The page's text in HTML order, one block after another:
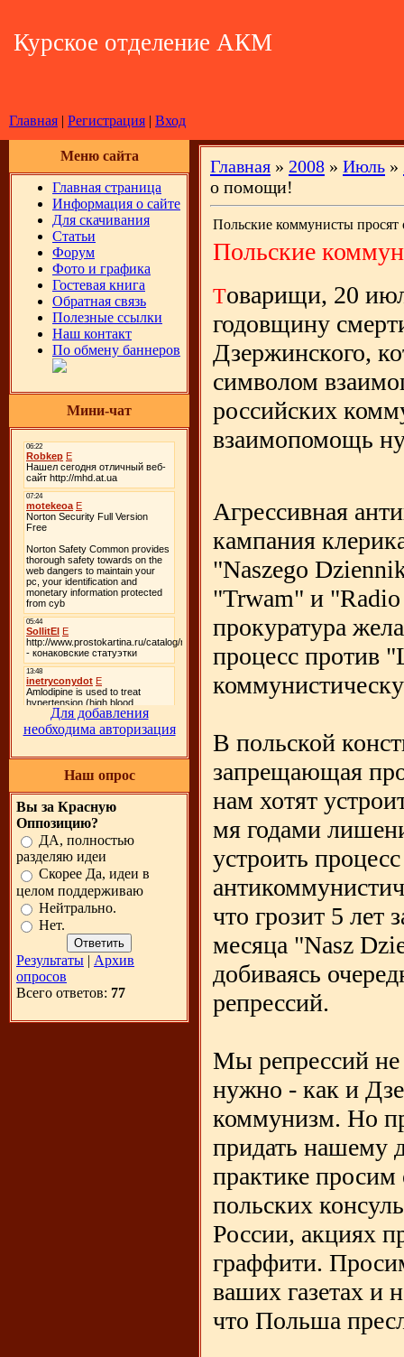
Курское отделение АКМ
Главная | Регистрация | Вход
Меню сайта
Главная страница
Информация о сайте
Для скачивания
Статьи
Форум
Фото и графика
Гостевая книга
Обратная связь
Полезные ссылки
Наш контакт
По обмену баннеров
Мини-чат
Для добавления
необходима авторизация
Наш опрос
Вы за Красную
Оппозицию?
ДА, полностью
разделяю идеи
Скорее Да, идеи в
целом поддерживаю
Нейтрально.
Нет.
Результаты | Архив
опросов
Всего ответов: 77
Главная » 2008 » Июль »
о помощи!
Польские коммунисты
Польские
Товарищи, 20
годовщину
Дзержинского,
символом
российских
взаимопомощь
Агрессивная
кампания
"Naszego
"Trwam" и "Radio
прокуратура
процесс против
В польской
запрещающая
нам хотят
мя годами
устроить
что грозит 5 лет
месяца "Nasz
добиваясь
репрессий.
Мы репрессий не
нужно - как и
коммунизм. Но
придать нашему
практике просим
польских
России, акциях
граффити.
ваших газетах и
что Польша